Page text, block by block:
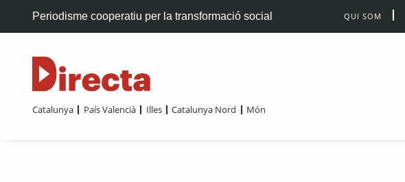
Periodisme cooperatiu per la transformació social QUI SOM
Catalunya País Valencià Illes Catalunya Nord Món